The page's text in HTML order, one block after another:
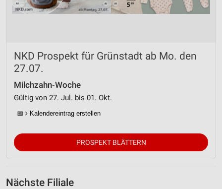
NKD Prospekt für Grünstadt ab Mo. den
27.07.
Milchzahn-Woche
Gültig von 27. Jul. bis 01. Okt.
📅 Kalendereintrag erstellen
PROSPEKT BLÄTTERN
Nächste Filiale